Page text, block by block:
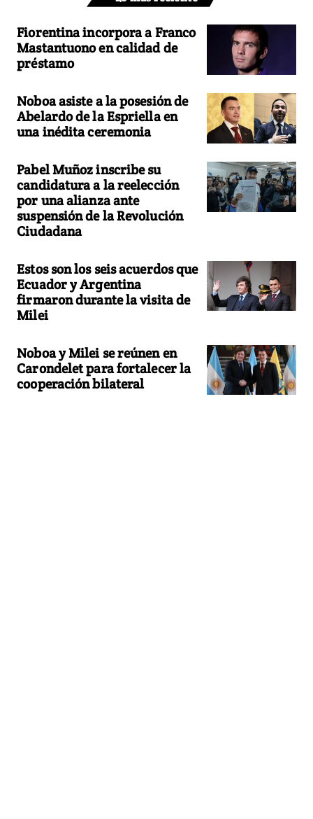
Fiorentina incorpora a Franco
Mastantuono en calidad de
préstamo
Noboa asiste a la posesión de
Abelardo de la Espriella en
una inédita ceremonia
Pabel Muñoz inscribe su
candidatura a la reelección
por una alianza ante
suspensión de la Revolución
Ciudadana
Estos son los seis acuerdos que
Ecuador y Argentina
firmaron durante la visita de
Milei
Noboa y Milei se reúnen en
Carondelet para fortalecer la
cooperación bilateral